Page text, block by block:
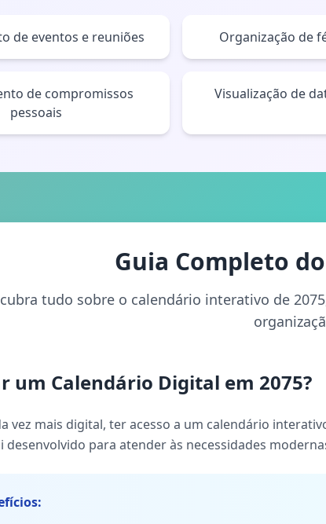
de eventos e reuniões Organização de
de compromissos
pessoais
Visualização de
Guia Completo
tudo sobre o calendário interativo de
um Calendário Digital em 2075?
vez mais digital, ter acesso a um calendário
desenvolvido para atender às necessidades